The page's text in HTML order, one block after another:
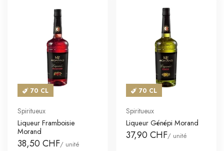
70 CL
Spiritueux
Liqueur Framboisie
Morand
38,50 CHF/ unité
70 CL
Spiritueux
Liqueur Génépi Morand
37,90 CHF/ unité